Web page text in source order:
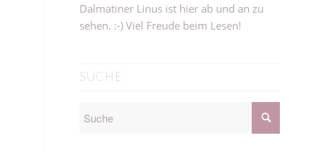
Dalmatiner Linus ist hier ab und an zu
sehen. :-) Viel Freude beim Lesen!
SUCHE